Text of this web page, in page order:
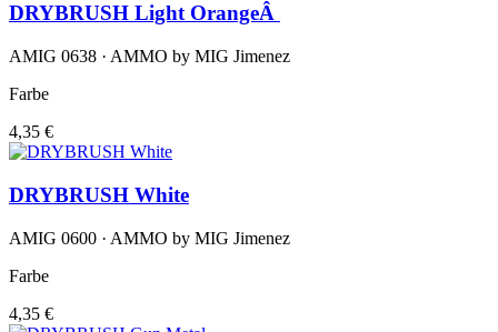
DRYBRUSH Light OrangeÂ
AMIG 0638 · AMMO by MIG Jimenez
Farbe
4,35 €
DRYBRUSH White
AMIG 0600 · AMMO by MIG Jimenez
Farbe
4,35 €